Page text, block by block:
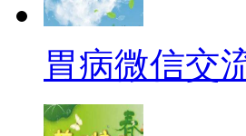
胃病微信交